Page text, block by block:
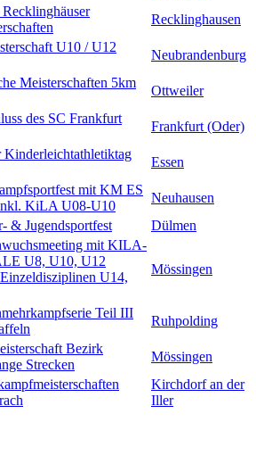
Recklinghausen
U10 / U12
Neubrandenburg
Meisterschaften 5km
Ottweiler
des SC Frankfurt
Frankfurt (Oder)
Kinderleichtathletiktag
Essen
mit KM ES
KiLA U08-U10
Neuhausen
& Jugendsportfest Dülmen
mit KILA-
U8, U10, U12
U14,
Mössingen
Teil III
Ruhpolding
Bezirk
Strecken
Mössingen
Kirchdorf an der
Iller